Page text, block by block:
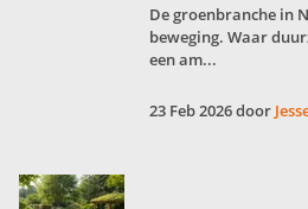
De groenbranche in
beweging. Waar
een am...
23 Feb 2026 door